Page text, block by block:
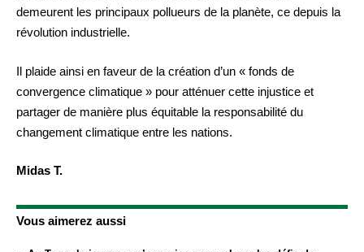
demeurent les principaux pollueurs de la planète, ce depuis la
révolution industrielle.
Il plaide ainsi en faveur de la création d’un « fonds de
convergence climatique » pour atténuer cette injustice et
partager de manière plus équitable la responsabilité du
changement climatique entre les nations.
Midas T.
Vous aimerez aussi